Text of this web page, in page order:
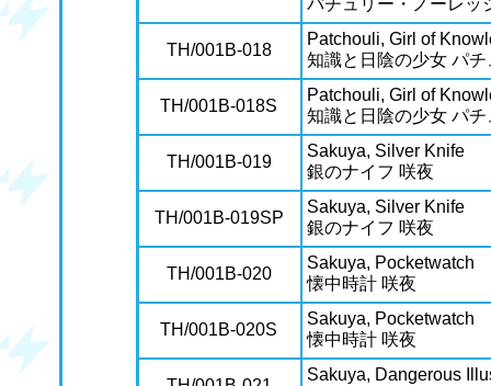
パチュリー・ノーレッ
TH/001B-018
Patchouli, Girl of
知識と日陰の少女 パ
TH/001B-018S
Patchouli, Girl of
知識と日陰の少女 パ
TH/001B-019
Sakuya, Silver Knife
銀のナイフ 咲夜
TH/001B-019SP
Sakuya, Silver Knife
銀のナイフ 咲夜
TH/001B-020
Sakuya, Pocketwatch
懐中時計 咲夜
TH/001B-020S
Sakuya, Pocketwatch
懐中時計 咲夜
Sakuya, Dangerous